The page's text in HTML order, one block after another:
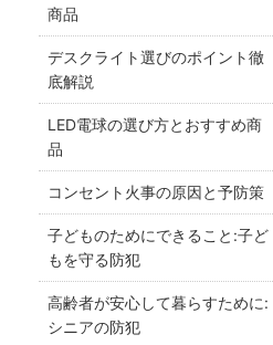
商品
デスクライト選びのポイント徹
底解説
LED電球の選び方とおすすめ商
品
コンセント火事の原因と予防策
子どものためにできること:子ど
もを守る防犯
高齢者が安心して暮らすために:
シニアの防犯
エルパ(ELPA) 防犯士が作ったスゴイ
セット TBC-1010S